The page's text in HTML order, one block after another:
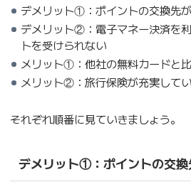
デメリット①：ポイントの交換先
デメリット②：電子マネー決済を
トを受けられない
メリット①：他社の無料カードと
メリット②：旅行保険が充実して
それぞれ順番に見ていきましょう。
デメリット①：ポイントの交換